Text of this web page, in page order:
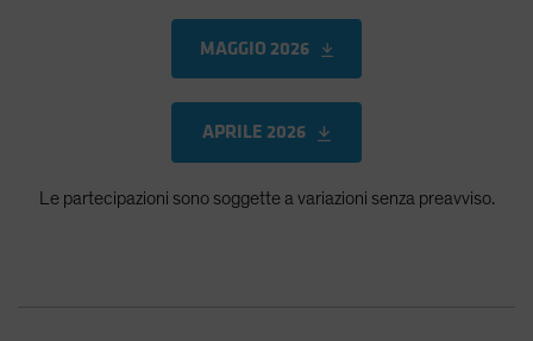
MAGGIO 2026
APRILE 2026
Le partecipazioni sono soggette a variazioni senza preavviso.